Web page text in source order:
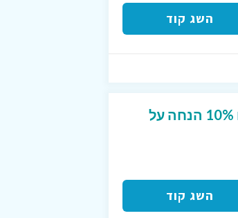
השג קוד
הירשמו לניוזלייטר של אליטל וקבלו 10% הנחה על
השג קוד